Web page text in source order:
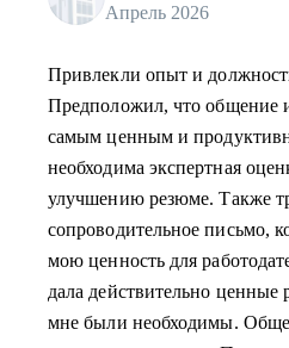
Апрель 2026
Привлекли опыт и
Предположил, что общение
самым ценным и
необходима экспертная
улучшению резюме. Также
сопроводительное письмо,
мою ценность для
дала действительно ценные
мне были необходимы.